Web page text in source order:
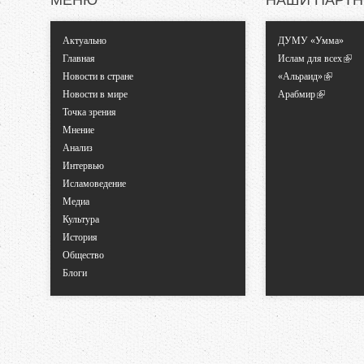
Актуально
Главная
Новости в стране
Новости в мире
Точка зрения
Мнение
Анализ
Интервью
Исламоведение
Медиа
Культура
История
Общество
Блоги
ДУМУ «Умма»
Ислам для всех
«Альраид»
Арабмир